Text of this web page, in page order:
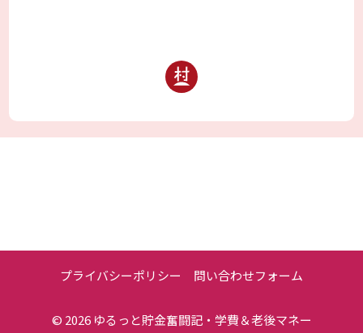
プライバシーポリシー 問い合わせフォーム
© 2026 ゆるっと貯金奮闘記・学費＆老後マネー